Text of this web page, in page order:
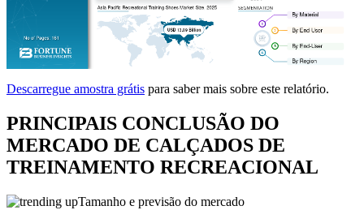
Descarregue amostra grátis para saber mais sobre este relatório.
PRINCIPAIS CONCLUSÃO DO
MERCADO DE CALÇADOS DE
TREINAMENTO RECREACIONAL
Tamanho e previsão do mercado